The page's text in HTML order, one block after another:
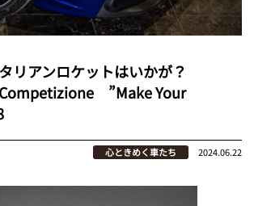
リアンロケットはいかが？
Competizione ”Make Your
心ときめく車たち 2024.06.22